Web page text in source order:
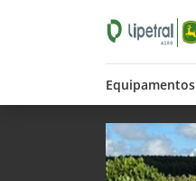
Equipamentos